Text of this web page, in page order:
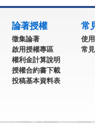
論著授權
徵集論著
啟用授權專區
權利金計算說明
授權合約書下載
投稿基本資料表
常
使
常